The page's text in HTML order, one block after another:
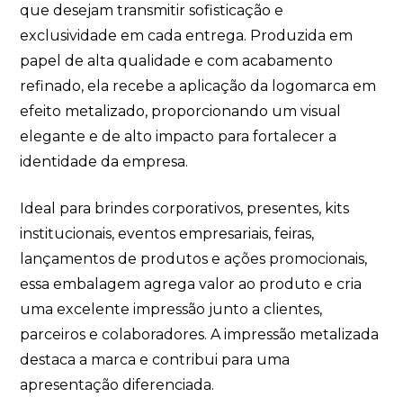
que desejam transmitir sofisticação e
exclusividade em cada entrega. Produzida em
papel de alta qualidade e com acabamento
refinado, ela recebe a aplicação da logomarca em
efeito metalizado, proporcionando um visual
elegante e de alto impacto para fortalecer a
identidade da empresa.
Ideal para brindes corporativos, presentes, kits
institucionais, eventos empresariais, feiras,
lançamentos de produtos e ações promocionais,
essa embalagem agrega valor ao produto e cria
uma excelente impressão junto a clientes,
parceiros e colaboradores. A impressão metalizada
destaca a marca e contribui para uma
apresentação diferenciada.